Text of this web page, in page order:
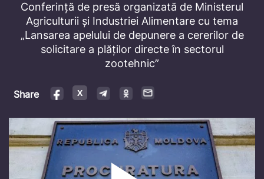
Conferință de presă organizată de Ministerul
Agriculturii și Industriei Alimentare cu tema
„Lansarea apelului de depunere a cererilor de
solicitare a plăților directe în sectorul
zootehnic”
Share